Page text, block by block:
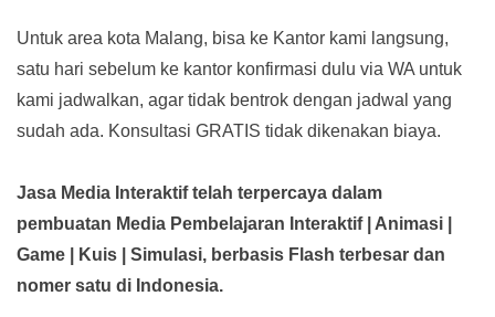
Untuk area kota Malang, bisa ke Kantor kami langsung,
satu hari sebelum ke kantor konfirmasi dulu via WA untuk
kami jadwalkan, agar tidak bentrok dengan jadwal yang
sudah ada. Konsultasi GRATIS tidak dikenakan biaya.
Jasa Media Interaktif telah terpercaya dalam
pembuatan Media Pembelajaran Interaktif| Animasi |
Game | Kuis | Simulasi, berbasis Flash terbesar dan
nomer satu di Indonesia.